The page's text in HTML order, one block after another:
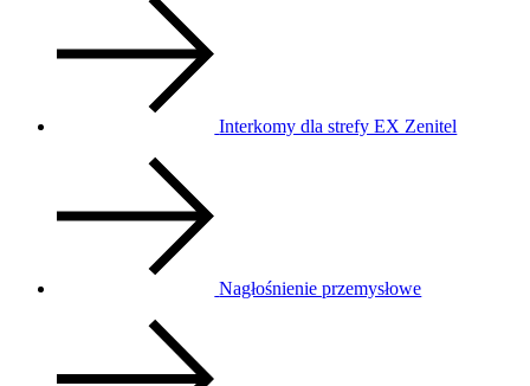
Interkomy dla strefy EX Zenitel
Nagłośnienie przemysłowe